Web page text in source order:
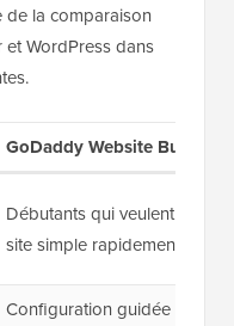
de la comparaison
WordPress dans
GoDaddy Website Builder
Débutants qui veulent un
site simple rapidement
Configuration guidée très